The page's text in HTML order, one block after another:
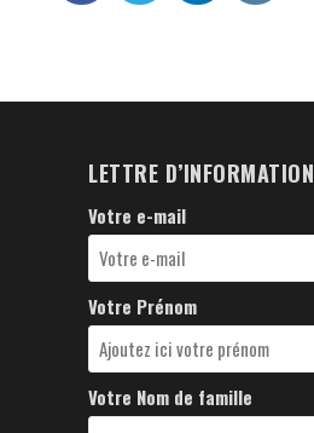
LETTRE D’INFORMATION
Votre e-mail
Votre Prénom
Votre Nom de famille